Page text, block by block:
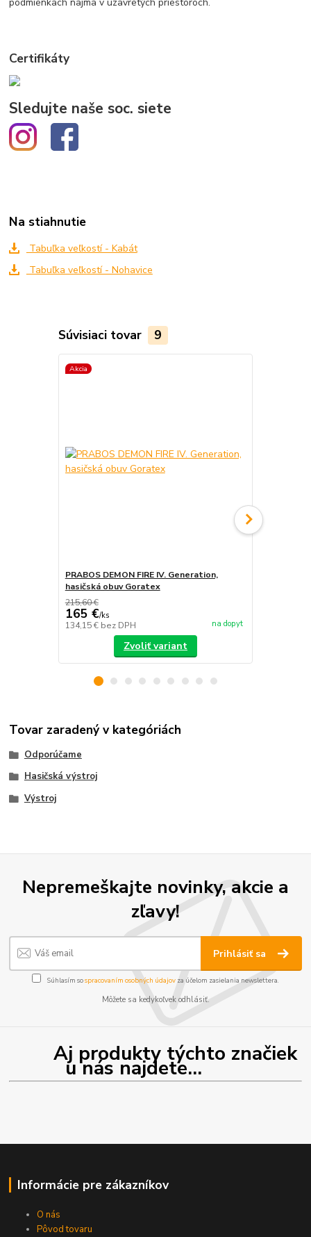
Certifikáty
Sledujte naše soc. siete
Na stiahnutie
Tabuľka veľkostí - Kabát
Tabuľka veľkostí - Nohavice
Súvisiaci tovar 9
Akcia
PRABOS DEMON FIRE IV. Generation,
hasičská obuv Goratex
215,60 €
165 €/ks
134,15 € bez DPH na dopyt
Zvoliť variant
Tovar zaradený v kategóriách
Odporúčame
Hasičská výstroj
Výstroj
Nepremeškajte novinky, akcie a
zľavy!
Prihlásiť sa
Súhlasím sospracovaním osobných údajov za účelom zasielania newslettera.
Môžete sa kedykoľvek odhlásiť.
Aj produkty týchto značiek
u nás najdete...
Informácie pre zákazníkov
O nás
Pôvod tovaru